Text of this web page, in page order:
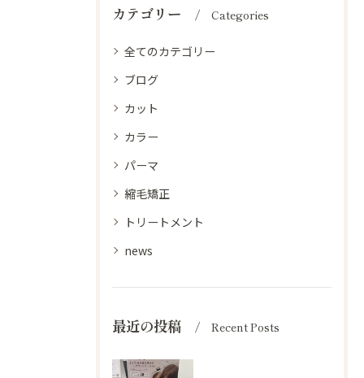
カテゴリー Categories
全てのカテゴリー
ブログ
カット
カラー
パーマ
縮毛矯正
トリートメント
news
最近の投稿 Recent Posts